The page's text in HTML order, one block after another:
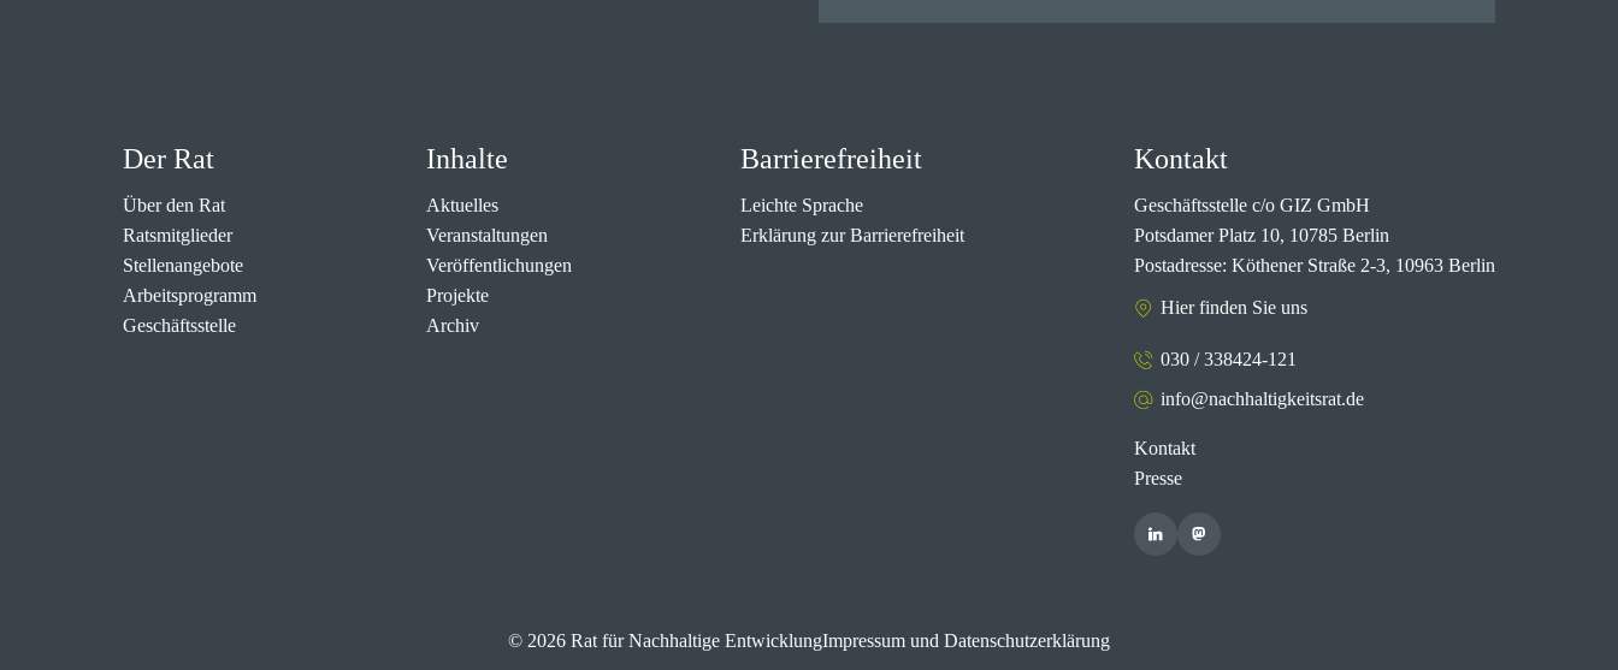
Der Rat
Über den Rat
Ratsmitglieder
Stellenangebote
Arbeitsprogramm
Geschäftsstelle
Inhalte
Aktuelles
Veranstaltungen
Veröffentlichungen
Projekte
Archiv
Barrierefreiheit
Leichte Sprache
Erklärung zur Barrierefreiheit
Kontakt
Geschäftsstelle c/o GIZ GmbH
Potsdamer Platz 10, 10785 Berlin
Postadresse: Köthener Straße 2-3, 10963 Berlin
Hier finden Sie uns
030 / 338424-121
info@nachhaltigkeitsrat.de
Kontakt
Presse
Impressum und Datenschutzerklärung
© 2026 Rat für Nachhaltige Entwicklung